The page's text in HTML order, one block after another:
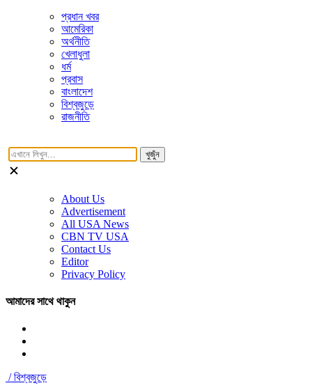
প্রধান খবর
আমেরিকা
অর্থনীতি
খেলাধুলা
ধর্ম
প্রবাস
বাংলাদেশ
বিশ্বজুড়ে
রাজনীতি
খুজুঁন
About Us
Advertisement
All USA News
CBN TV USA
Contact Us
Editor
Privacy Policy
আমাদের সাথে থাকুন
/বিশ্বজুড়ে